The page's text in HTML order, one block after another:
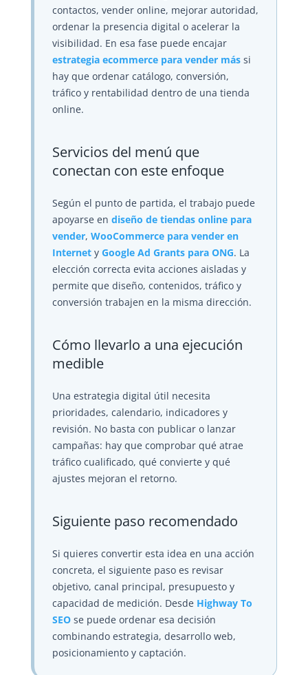
contactos, vender online, mejorar autoridad,
ordenar la presencia digital o acelerar la
visibilidad. En esa fase puede encajar
estrategia ecommerce para vender mássi
hay que ordenar catálogo, conversión,
tráfico y rentabilidad dentro de una tienda
online.
Servicios del menú que
conectan con este enfoque
Según el punto de partida, el trabajo puede
apoyarse en diseño de tiendas online para
vender, WooCommerce para vender en
Internety Google Ad Grants para ONG. La
elección correcta evita acciones aisladas y
permite que diseño, contenidos, tráfico y
conversión trabajen en la misma dirección.
Cómo llevarlo a una ejecución
medible
Una estrategia digital útil necesita
prioridades, calendario, indicadores y
revisión. No basta con publicar o lanzar
campañas: hay que comprobar qué atrae
tráfico cualificado, qué convierte y qué
ajustes mejoran el retorno.
Siguiente paso recomendado
Si quieres convertir esta idea en una acción
concreta, el siguiente paso es revisar
objetivo, canal principal, presupuesto y
capacidad de medición. Desde Highway To
SEOse puede ordenar esa decisión
combinando estrategia, desarrollo web,
posicionamiento y captación.